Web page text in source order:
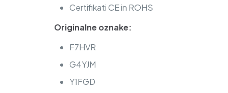
Certifikati CE in ROHS
Originalne oznake:
F7HVR
G4YJM
Y1FGD